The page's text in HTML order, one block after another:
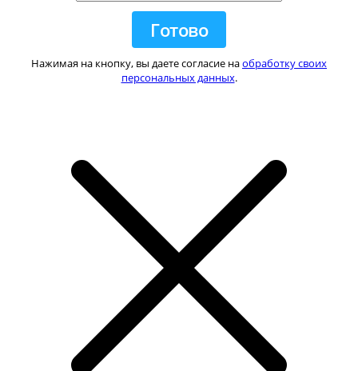
Нажимая на кнопку, вы даете согласие наобработку своих
персональных данных.